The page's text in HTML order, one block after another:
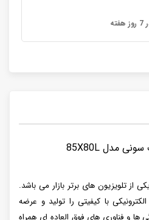
از تلویزیون‌ های برتر بازار می ‌باشد.
با کیفیتی را تولید و عرضه